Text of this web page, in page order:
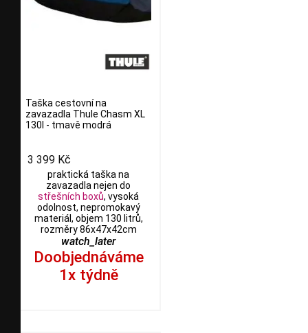
Taška cestovní na
zavazadla Thule Chasm XL
130l - tmavě modrá
3 399 Kč
praktická taška na
zavazadla nejen do
střešních boxů, vysoká
odolnost, nepromokavý
materiál, objem 130 litrů,
rozměry 86x47x42cm
watch_later
Doobjednáváme
1x týdně